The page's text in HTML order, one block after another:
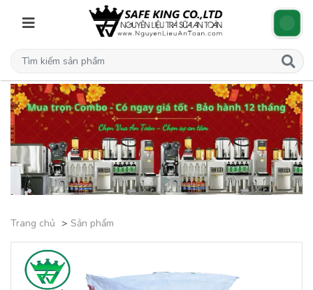
Trang chủ Sản phẩm